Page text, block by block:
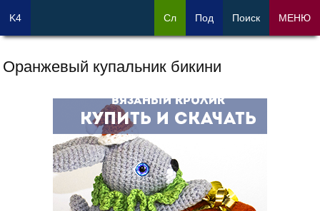
Оранжевый купальник бикини
K4 Сл Под Поиск МЕНЮ